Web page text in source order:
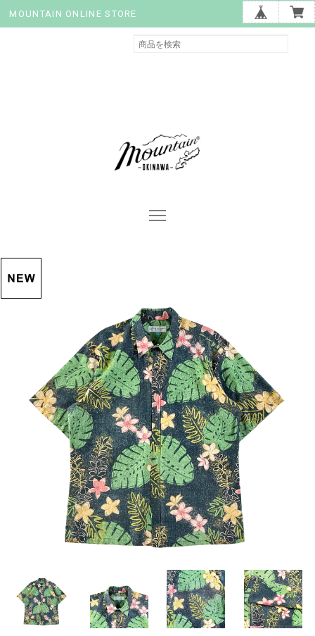
MOUNTAIN ONLINE STORE